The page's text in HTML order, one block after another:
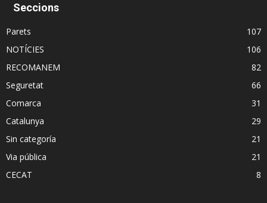
Seccions
Parets
107
NOTÍCIES
106
RECOMANEM
82
Seguretat
66
Comarca
31
Catalunya
29
Sin categoría
21
Via pública
21
CECAT
8